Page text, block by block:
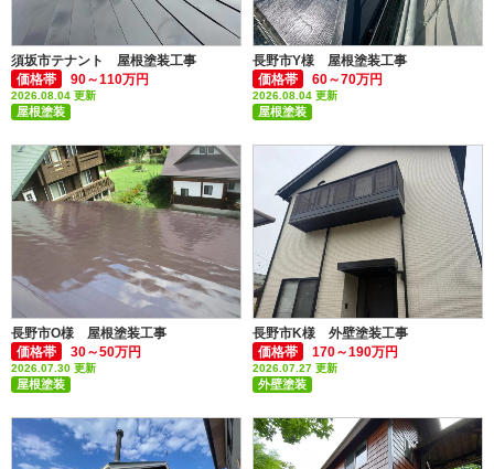
須坂市テナント 屋根塗装工事
価格帯
90～110万円
2026.08.04 更新
屋根塗装
長野市Y様 屋根塗装工事
価格帯
60～70万円
2026.08.04 更新
屋根塗装
長野市O様 屋根塗装工事
価格帯
30～50万円
2026.07.30 更新
屋根塗装
長野市K様 外壁塗装工事
価格帯
170～190万円
2026.07.27 更新
外壁塗装